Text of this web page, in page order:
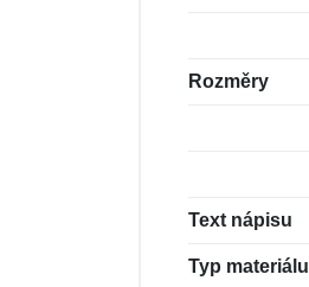
Rozměry
Text nápisu
Typ materiálu